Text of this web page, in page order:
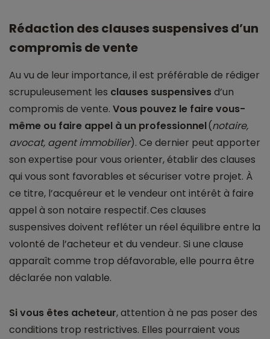
Rédaction des clauses suspensives d’un
compromis de vente
Au vu de leur importance, il est préférable de rédiger
scrupuleusement les clauses suspensivesd’un
compromis de vente. Vous pouvez le faire vous-
même ou faire appel à un professionnel(notaire,
avocat, agent immobilier). Ce dernier peut apporter
son expertise pour vous orienter, établir des clauses
qui vous sont favorables et sécuriser votre projet. À
ce titre, l’acquéreur et le vendeur ont intérêt à faire
appel à son notaire respectif. Ces clauses
suspensives doivent refléter un réel équilibre entre la
volonté de l’acheteur et du vendeur. Si une clause
apparaît comme trop défavorable, elle pourra être
déclarée non valable.
Si vous êtes acheteur, attention à ne pas poser des
conditions trop restrictives. Elles pourraient vous